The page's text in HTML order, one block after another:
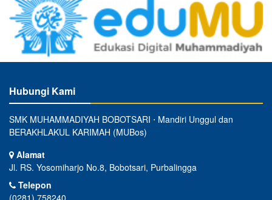
Hubungi Kami
SMK MUHAMMADIYAH BOBOTSARI ⋅ Mandiri Unggul dan
BERAKHLAKUL KARIMAH (MUBos)
Alamat
Jl. RS. Yosomiharjo No.8, Bobotsari, Purbalingga
Telepon
(0281) 758240